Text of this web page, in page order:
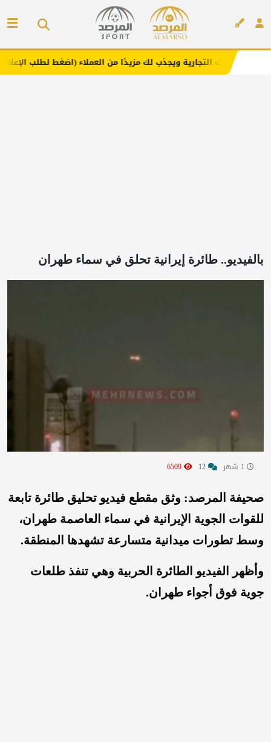
ويجذب لك مزيدًا من العملاء (اضغط لطلب الإعلان)
بالفيديو.. طائرة إيرانية تحلق في سماء طهران
صحيفة المرصد: وثق مقطع فيديو تحليق طائرة تابعة
للقوات الجوية الإيرانية في سماء العاصمة طهران،
وسط تطورات ميدانية متسارعة تشهدها المنطقة.
وأظهر الفيديو الطائرة الحربية وهي تنفذ طلعات
جوية فوق أجواء طهران.